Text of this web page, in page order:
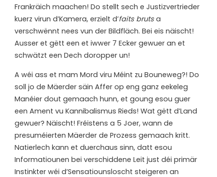
Frankräich maachen! Do stellt sech e Justizvertrieder
kuerz virun d’Kamera, erzielt d’faits bruts a
verschwënnt nees vun der Bildfläch. Bei eis näischt!
Ausser et gëtt een et iwwer 7 Ecker gewuer an et
schwätzt een Dech doropper un!
A wéi ass et mam Mord viru Méint zu Bouneweg?! Do
soll jo de Mäerder säin Affer op eng ganz eekeleg
Manéier dout gemaach hunn, et goung esou guer
een Ament vu Kannibalismus Rieds! Wat gëtt d’Land
gewuer? Näischt! Fréistens a 5 Joer, wann de
presuméierten Mäerder de Prozess gemaach kritt.
Natierlech kann et duerchaus sinn, datt esou
Informatiounen bei verschiddene Leit just déi primär
Instinkter wéi d’Sensatiounsloscht steigeren an